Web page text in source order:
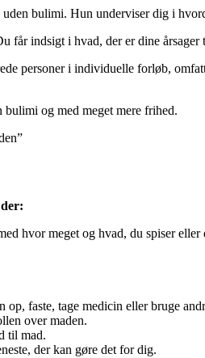
bulimi. Hun underviser dig i
indsigt i hvad, der er dine
personer i individuelle forløb,
og med meget mere frihed.
hvor meget og hvad, du spiser
faste, tage medicin eller bruge
over maden.
til mad.
der kan gøre det for dig.